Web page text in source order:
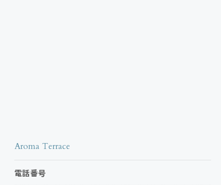
Aroma Terrace
電話番号